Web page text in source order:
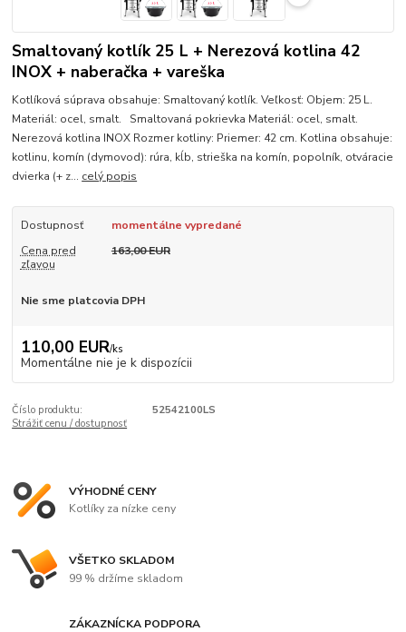
Smaltovaný kotlík 25 L + Nerezová kotlina 42
INOX + naberačka + vareška
Kotlíková súprava obsahuje: Smaltovaný kotlík. Veľkosť: Objem: 25 L.
Materiál: ocel, smalt. Smaltovaná pokrievka Materiál: ocel, smalt.
Nerezová kotlina INOX Rozmer kotliny: Priemer: 42 cm. Kotlina obsahuje:
kotlinu, komín (dymovod): rúra, kĺb, strieška na komín, popolník, otváracie
dvierka (+ z... celý popis
Dostupnosť
momentálne vypredané
Cena pred
zľavou
163,00 EUR
Nie sme platcovia DPH
110,00 EUR/ks
Momentálne nie je k dispozícii
Číslo produktu:
52542100LS
Strážiť cenu / dostupnosť
VÝHODNÉ CENY
Kotlíky za nízke ceny
VŠETKO SKLADOM
99 % držíme skladom
ZÁKAZNÍCKA PODPORA